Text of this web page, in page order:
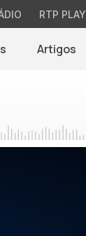
RTP PLAY
Artigos